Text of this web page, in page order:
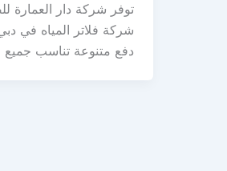
توفر شركة دار العمارة
شركة فلاتر المياه في
دفع متنوعة تناسب